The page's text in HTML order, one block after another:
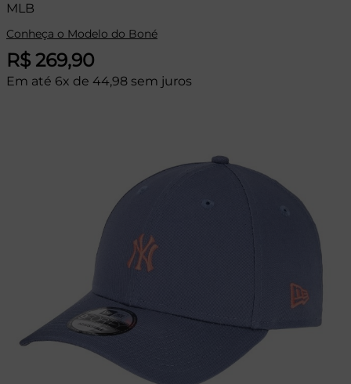
MLB
Conheça o Modelo do Boné
R$ 269,90
Em até 6x de 44,98 sem juros